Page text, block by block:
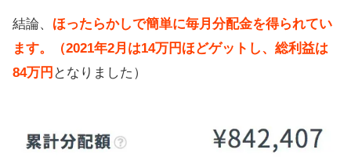
結論、 ほったらかしで簡単に毎月分配金を得られてい
ます。（2021年2月は14万円ほどゲットし、総利益は
84万円 となりました）